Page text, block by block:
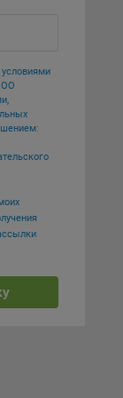
условиями
: